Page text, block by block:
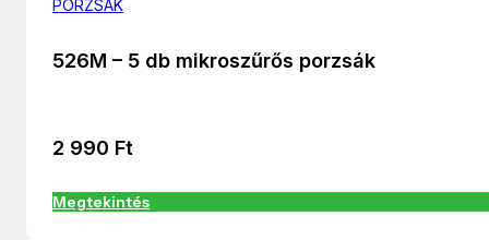
PORZSÁK
526M – 5 db mikroszűrős porzsák
2 990 Ft
Megtekintés